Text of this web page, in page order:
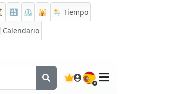
🔡 ⏲️ 🕌
🌦️ Tiempo
Calendario
🇪🇸